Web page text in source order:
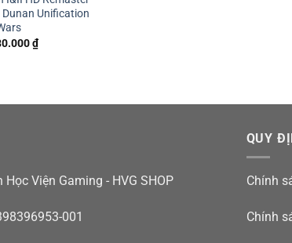
Unification
₫
Học Viện Gaming - HVG SHOP
001
QUY
Chính
Chính